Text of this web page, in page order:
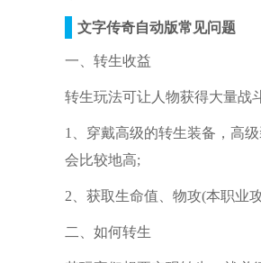
文字传奇自动版常见问题
一、转生收益
转生玩法可让人物获得大量战
1、穿戴高级的转生装备，高
会比较地高;
2、获取生命值、物攻(本职业
二、如何转生